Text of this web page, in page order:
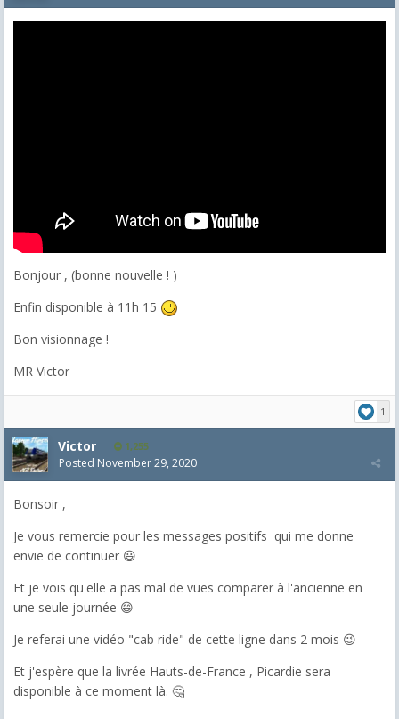
Bonjour , (bonne nouvelle ! )
Enfin disponible à 11h 15
Bon visionnage !
MR Victor
1
Victor 1,255
Posted November 29, 2020
Bonsoir ,
Je vous remercie pour les messages positifs qui me donne
envie de continuer 😃
Et je vois qu'elle a pas mal de vues comparer à l'ancienne en
une seule journée 😄
Je referai une vidéo "cab ride" de cette ligne dans 2 mois 😉
Et j'espère que la livrée Hauts-de-France , Picardie sera
disponible à ce moment là. 🤔